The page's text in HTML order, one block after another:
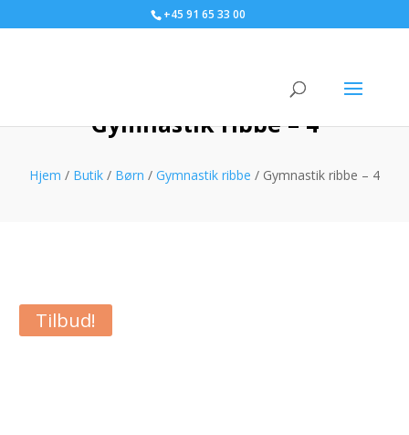
+45 91 65 33 00
Gymnastik ribbe – 4
Hjem / Butik / Børn / Gymnastik ribbe / Gymnastik ribbe – 4
Tilbud!